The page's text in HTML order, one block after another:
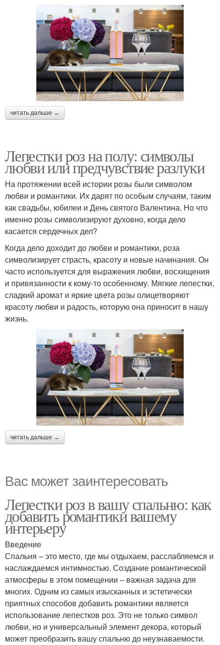
читать дальше →
Лепестки роз на полу: символы
любви или предчувствие разлуки
На протяжении всей истории розы были символом
любви и романтики. Их дарят по особым случаям, таким
как свадьбы, юбилеи и День святого Валентина. Но что
именно розы символизируют духовно, когда дело
касается сердечных дел?
Когда дело доходит до любви и романтики, роза
символизирует страсть, красоту и новые начинания. Он
часто используется для выражения любви, восхищения
и привязанности к кому-то особенному. Мягкие лепестки,
сладкий аромат и яркие цвета розы олицетворяют
красоту любви и радость, которую она приносит в нашу
жизнь.
читать дальше →
Вас может заинтересовать
Лепестки роз в вашу спальню: как
добавить романтики вашему
интерьеру
Введение
Спальня – это место, где мы отдыхаем, расслабляемся и
наслаждаемся интимностью. Создание романтической
атмосферы в этом помещении – важная задача для
многих. Одним из самых изысканных и эстетически
приятных способов добавить романтики является
использование лепестков роз. Это не только символ
любви, но и универсальный элемент декора, который
может преобразить вашу спальню до неузнаваемости.